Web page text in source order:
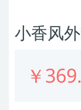
小香风
￥